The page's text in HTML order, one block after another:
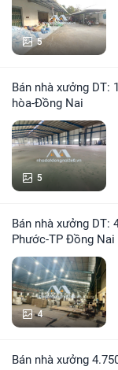
5
Bán nhà xưởng DT: 17.800m2 giá rẻ chỉ 75 tỷ. Tam Phước-Biên
hòa-Đồng Nai
5
Bán nhà xưởng DT: 4.750m2 giá chỉ 35 tỷ. gần KCN Tam
Phước-TP Đồng Nai
4
Bán nhà xưởng 4.750m2 giá rẻ chỉ 35 tỷ. gần KCN Tam Phước-